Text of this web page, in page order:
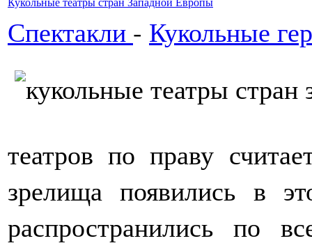
Спектакли - Кукольные
театров по праву
зрелища появились в
распространились по